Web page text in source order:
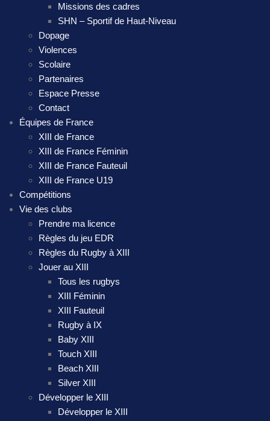
Missions des cadres
SHN – Sportif de Haut-Niveau
Dopage
Violences
Scolaire
Partenaires
Espace Presse
Contact
Équipes de France
XIII de France
XIII de France Féminin
XIII de France Fauteuil
XIII de France U19
Compétitions
Vie des clubs
Prendre ma licence
Règles du jeu EDR
Règles du Rugby à XIII
Jouer au XIII
Tous les rugbys
XIII Féminin
XIII Fauteuil
Rugby à IX
Baby XIII
Touch XIII
Beach XIII
Silver XIII
Développer le XIII
Développer le XIII